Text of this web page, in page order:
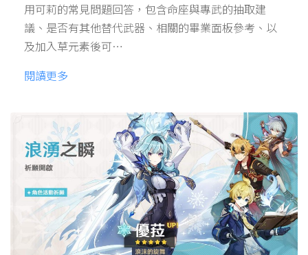
用可莉的常見問題回答，包含命座與專武的抽取建
議、是否有其他替代武器、相關的畢業面板參考、以
及加入草元素後可…
閱讀更多